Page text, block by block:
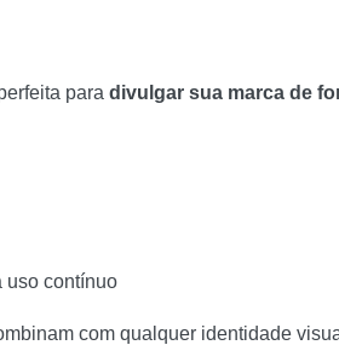
para divulgar sua marca de
uso contínuo
com qualquer identidade